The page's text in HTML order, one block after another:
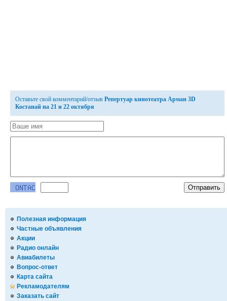
Полезная информация
Частные объявления
Акции
Радио онлайн
Авиабилеты
Вопрос-ответ
Карта сайта
Рекламодателям
Заказать сайт
Оставьте свой комментарий/отзыв Репертуар кинотеатра Арман 3D
Костанай на 21 и 22 октября